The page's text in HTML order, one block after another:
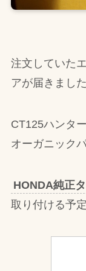
注文していた
アが届きました
CT125ハンタ
オーガニック
HONDA純正
取り付ける予定